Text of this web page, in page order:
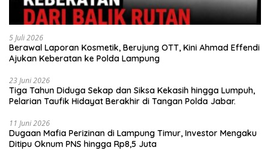
5 Juli 2026
Berawal Laporan Kosmetik, Berujung OTT, Kini Ahmad Effendi
Ajukan Keberatan ke Polda Lampung
23 Juni 2026
Tiga Tahun Diduga Sekap dan Siksa Kekasih hingga Lumpuh,
Pelarian Taufik Hidayat Berakhir di Tangan Polda Jabar.
11 Juni 2026
Dugaan Mafia Perizinan di Lampung Timur, Investor Mengaku
Ditipu Oknum PNS hingga Rp8,5 Juta